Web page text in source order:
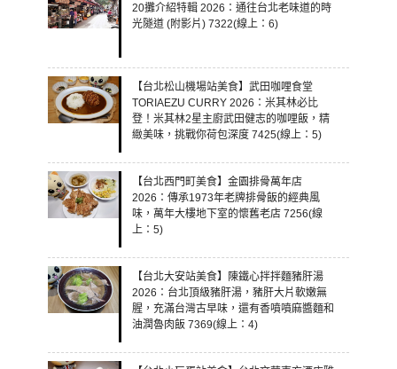
20攤介紹特輯 2026：通往台北老味道的時
光隧道 (附影片) 7322(線上：6)
【台北松山機場站美食】武田咖哩食堂
TORIAEZU CURRY 2026：米其林必比
登！米其林2星主廚武田健志的咖哩飯，精
緻美味，挑戰你荷包深度 7425(線上：5)
【台北西門町美食】金園排骨萬年店
2026：傳承1973年老牌排骨飯的經典風
味，萬年大樓地下室的懷舊老店 7256(線
上：5)
【台北大安站美食】陳鐵心拌拌麵豬肝湯
2026：台北頂級豬肝湯，豬肝大片軟嫩無
腥，充滿台灣古早味，還有香噴噴麻醬麵和
油潤魯肉飯 7369(線上：4)